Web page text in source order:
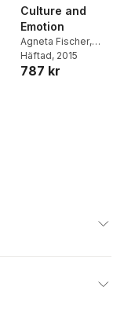
Culture and
Emotion
Agneta Fischer,
Anthony Manstead
Häftad, 2015
787 kr